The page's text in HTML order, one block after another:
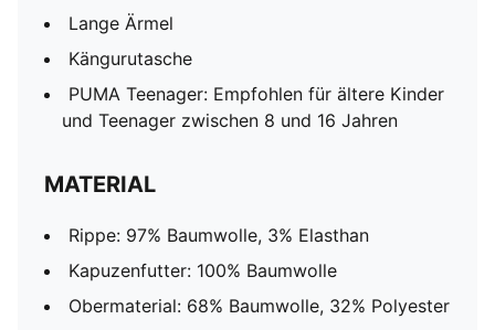
Lange Ärmel
Kängurutasche
PUMA Teenager: Empfohlen für ältere Kinder
und Teenager zwischen 8 und 16 Jahren
MATERIAL
Rippe: 97% Baumwolle, 3% Elasthan
Kapuzenfutter: 100% Baumwolle
Obermaterial: 68% Baumwolle, 32% Polyester